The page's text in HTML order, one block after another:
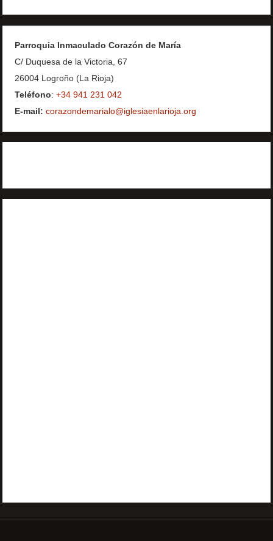
Parroquia Inmaculado Corazón de María
C/ Duquesa de la Victoria, 67
26004 Logroño (La Rioja)
Teléfono:+34 941 231 042
E-mail: corazondemarialo@iglesiaenlarioja.org